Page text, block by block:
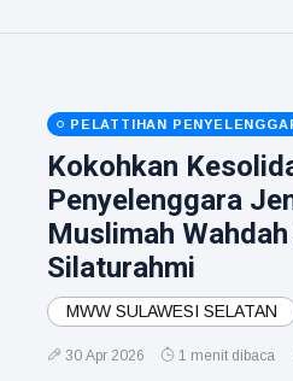
PELATTIHAN
Kokohkan
Penyelenggara
Muslimah
Silaturahmi
MWW SULAWESI SELATAN
30 Apr 2026 1 menit dibaca